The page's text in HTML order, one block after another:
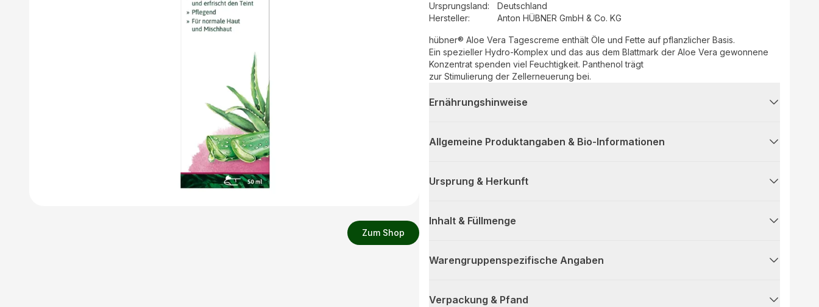
Zum Shop
Ursprungsland:
Deutschland
Hersteller: Anton HÜBNER GmbH & Co. KG
hübner® Aloe Vera Tagescreme enthält Öle und Fette auf pflanzlicher Basis.
Ein spezieller Hydro-Komplex und das aus dem Blattmark der Aloe Vera gewonnene
Konzentrat spenden viel Feuchtigkeit. Panthenol trägt
zur Stimulierung der Zellerneuerung bei.
Ernährungshinweise
Allgemeine Produktangaben & Bio-Informationen
Ursprung & Herkunft
Inhalt & Füllmenge
Warengruppenspezifische Angaben
Verpackung & Pfand